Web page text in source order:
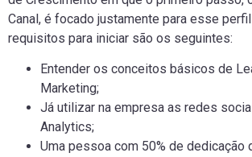
Canal, é focado justamente para esse
requisitos para iniciar são os seguintes:
Entender os conceitos básicos de
Marketing;
Já utilizar na empresa as redes
Analytics;
Uma pessoa com 50% de dedicação